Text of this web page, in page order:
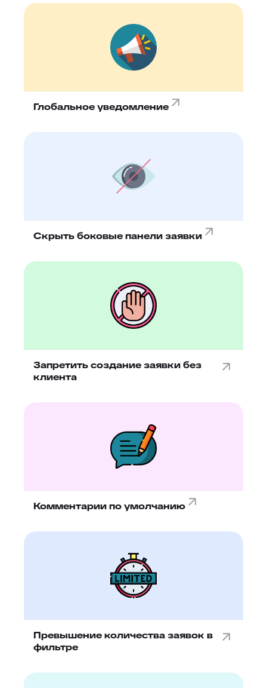
Глобальное уведомление
Скрыть боковые панели заявки
Запретить создание заявки без
клиента
Комментарии по умолчанию
Превышение количества заявок в
фильтре